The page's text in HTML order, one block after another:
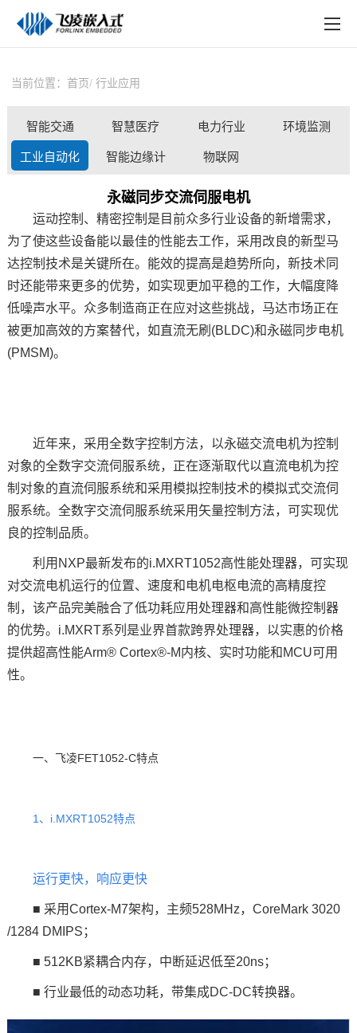
技术与支持
在线文档
方案定制
关于飞凌
天猫商城
淘宝商城
新闻中心
在线购买
当前位置： 首页 行业应用
智能交通 智慧医疗 电力行业 环境监测
工业自动化 智能边缘计
算
物联网
永磁同步交流伺服电机
运动控制、精密控制是目前众多行业设备的新增需求，
为了使这些设备能以最佳的性能去工作，采用改良的新型马
达控制技术是关键所在。能效的提高是趋势所向，新技术同
时还能带来更多的优势，如实现更加平稳的工作，大幅度降
低噪声水平。众多制造商正在应对这些挑战，马达市场正在
被更加高效的方案替代，如直流无刷(BLDC)和永磁同步电机
(PMSM)。
近年来，采用全数字控制方法，以永磁交流电机为控制
对象的全数字交流伺服系统，正在逐渐取代以直流电机为控
制对象的直流伺服系统和采用模拟控制技术的模拟式交流伺
服系统。全数字交流伺服系统采用矢量控制方法，可实现优
良的控制品质。
利用 NXP最新发布的i.MXRT1052高性能处理器，可实现
对交流电机运行的位置、速度和电机电枢电流的高精度控
制，该产品完美融合了低功耗应用处理器和高性能微控制器
的优势。i.MXRT系列是业界首款跨界处理器，以实惠的价格
提供超高性能Arm® Cortex®-M内核、实时功能和MCU可用
性。
一、 飞凌FET1052-C特点
1、 i.MXRT1052特点
运行更快，响应更快
■ 采用Cortex-M7架构，主频528MHz，CoreMark 3020
/1284 DMIPS；
■ 512KB紧耦合内存，中断延迟低至20ns；
■ 行业最低的动态功耗，带集成DC-DC转换器。